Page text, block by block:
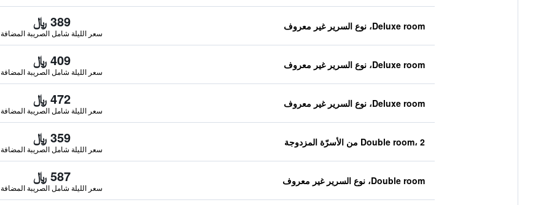
Deluxe room، نوع السرير غير معروف 389 ﷼
سعر الليلة شامل الصريبة المضافة
Deluxe room، نوع السرير غير معروف 409 ﷼
سعر الليلة شامل الصريبة المضافة
Deluxe room، نوع السرير غير معروف 472 ﷼
سعر الليلة شامل الصريبة المضافة
Double room، 2 من الأسرّة المزدوجة 359 ﷼
سعر الليلة شامل الصريبة المضافة
Double room، نوع السرير غير معروف 587 ﷼
سعر الليلة شامل الصريبة المضافة